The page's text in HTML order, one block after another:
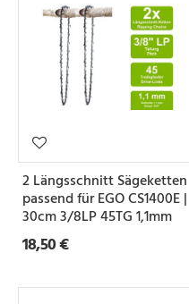
2 Längsschnitt Sägeketten
passend für EGO CS1400E |
30cm 3/8LP 45TG 1,1mm
18,50 €